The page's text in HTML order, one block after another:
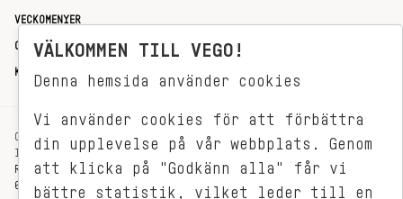
VECKOMENYER
OM OSS
KONTAKT
OXENSTIERNSGATAN 33
114 27 STOCKHOLM
REDAKTIONEN@VEGOMAGASINET.SE
08-799 62 01
VÄLKOMMEN TILL VEGO!
Denna hemsida använder cookies
Vi använder cookies för att förbättra
din upplevelse på vår webbplats. Genom
att klicka på "Godkänn alla" får vi
bättre statistik, vilket leder till en